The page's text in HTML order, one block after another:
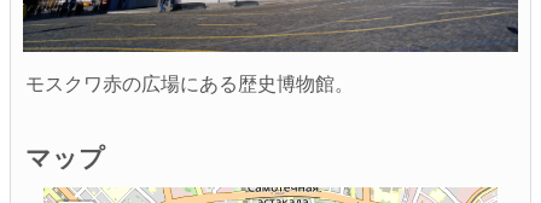
モスクワ赤の広場にある歴史博物館。
マップ